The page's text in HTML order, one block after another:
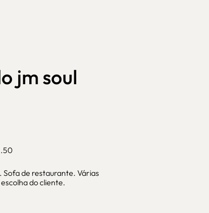
jm soul
de restaurante. Várias
do cliente.